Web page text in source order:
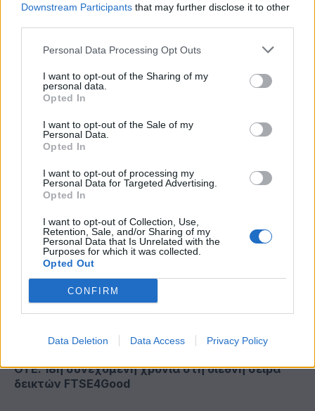
Downstream Participants that may further disclose it to other
Personal Data Processing Opt Outs
I want to opt-out of the Sharing of my
personal data.
Opted In
I want to opt-out of the Sale of my
Personal Data.
Opted In
I want to opt-out of processing my
Personal Data for Targeted Advertising.
Opted In
I want to opt-out of Collection, Use,
Retention, Sale, and/or Sharing of my
Personal Data that Is Unrelated with the
Purposes for which it was collected.
Opted Out
CONFIRM
Data Deletion Data Access Privacy Policy
Lidl Ελλάς: Διεθνώς αναγνωρισμένα κρασιά στην
ΟΤΕ: 18η συνεχόμενη χρονιά στη διεθνή σειρά
δεικτών FTSE4Good